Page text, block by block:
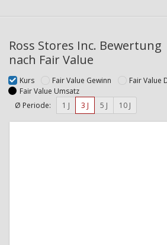
Ross Stores Inc. Bewertung
nach Fair Value
Kurs Fair Value Gewinn
Fair Value
Fair Value Umsatz
Ø Periode:
1 J 3 J 5 J 10 J